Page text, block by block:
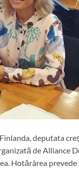
deputata
de Alliance
Hotărârea